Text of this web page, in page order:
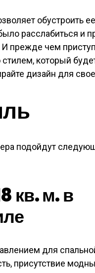
обустроить
расслабиться и
прежде чем
который
дизайн для
подойдут
кв. м. в
для
присутствие